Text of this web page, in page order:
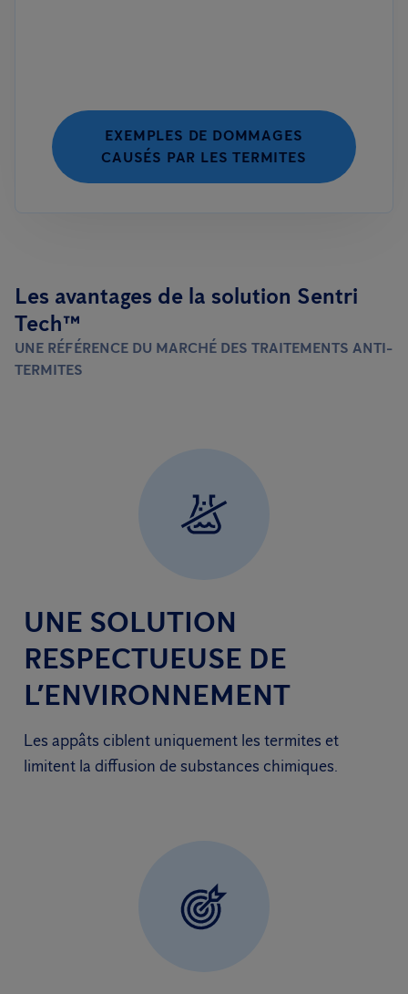
EXEMPLES DE DOMMAGES
CAUSÉS PAR LES TERMITES
Les avantages de la solution Sentri
Tech™
UNE RÉFÉRENCE DU MARCHÉ DES TRAITEMENTS ANTI-
TERMITES
UNE SOLUTION
RESPECTUEUSE DE
L’ENVIRONNEMENT
Les appâts ciblent uniquement les termites et
limitent la diffusion de substances chimiques.